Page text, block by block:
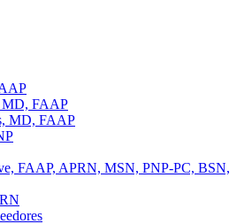
MD, FAAP
MD, FAAP
FAAP, APRN, MSN, PNP-PC, BSN,